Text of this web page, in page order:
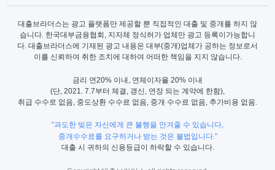
대출브라더스는 광고 플랫폼만 제공할 뿐 직접적인 대출 및 중개를 하지 않
습니다. 한국대부금융협회, 지자체 정식허가 업체만 광고 등록이가능합니
다. 대출브라더스에 기재된 광고 내용은 대부(중개)업체가 공하는 정보로서
이를 신뢰하여 취한 조치에 대하여 어떠한 책임을 지지 않습니다.
금리 연20% 이내, 연체이자율 20% 이내
(단, 2021. 7.7부터 체결, 갱신, 연장 되는 계약에 한함),
취급 수수로 없음, 중도상환 수수료 없음, 중개 수수료 없음, 추가비용 없음.
“과도한 빚은 자신에게 큰 불행을 안겨줄 수 있습니다,
중개수수료를 요구하거나 받는 것은 불법입니다.”
대출 시 귀하의 신용등급이 하락할 수 있습니다.